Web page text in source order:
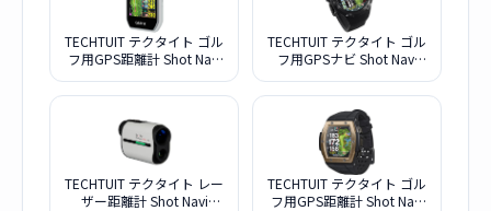
TECHTUIT テクタイト ゴル
フ用GPS距離計 Shot Navi
TECHTUIT テクタイト ゴル
フ用GPSナビ Shot Navi
TECHTUIT テクタイト レー
ザー距離計 Shot Navi
TECHTUIT テクタイト ゴル
フ用GPS距離計 Shot Navi